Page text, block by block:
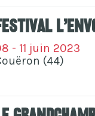
- 11 juin 2023
(44)